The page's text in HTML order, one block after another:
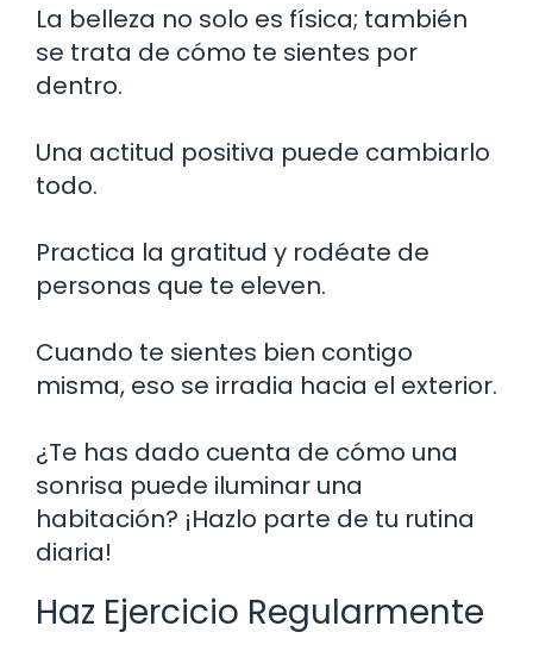
La belleza no solo es física; también
se trata de cómo te sientes por
dentro.
Una actitud positiva puede cambiarlo
todo.
Practica la gratitud y rodéate de
personas que te eleven.
Cuando te sientes bien contigo
misma, eso se irradia hacia el exterior.
¿Te has dado cuenta de cómo una
sonrisa puede iluminar una
habitación? ¡Hazlo parte de tu rutina
diaria!
Haz Ejercicio Regularmente